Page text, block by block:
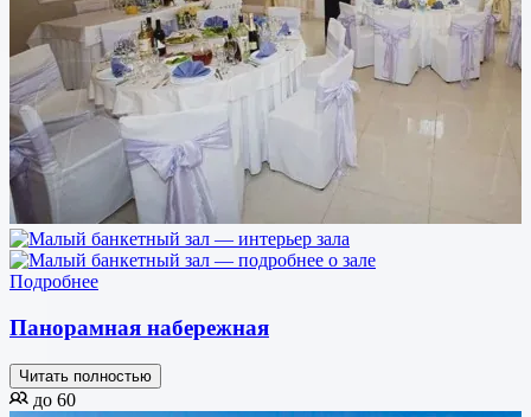
Подробнее
Панорамная набережная
Читать полностью
до 60